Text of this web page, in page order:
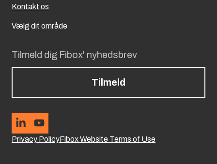
Tilmeld dig Fibox' nyhedsbrev
Tilmeld
Privacy PolicyFibox Website Terms of Use
Kontakt os
Vælg dit område